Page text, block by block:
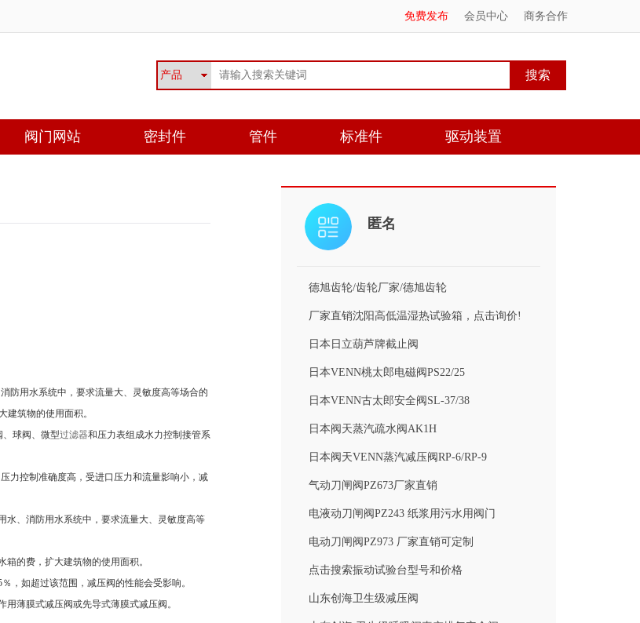
商务合作
会员中心
免费发布
阀门网站 密封件 管件 标准件 驱动装置
防用水系统中，要求流量大、灵敏度高等场合的
筑物的使用面积。
球阀、微型过滤器和压力表组成水力控制接管系
力控制准确度高，受进口压力和流量影响小，减
水、消防用水系统中，要求流量大、灵敏度高等
的费，扩大建筑物的使用面积。
，如超过该范围，减压阀的性能会受影响。
薄膜式减压阀或先导式薄膜式减压阀。
匿名
德旭齿轮/齿轮厂家/德旭齿轮
厂家直销沈阳高低温湿热试验箱，点击询价!
日本日立葫芦牌截止阀
日本VENN桃太郎电磁阀PS22/25
日本VENN古太郎安全阀SL-37/38
日本阀天蒸汽疏水阀AK1H
日本阀天VENN蒸汽减压阀RP-6/RP-9
气动刀闸阀PZ673厂家直销
电液动刀闸阀PZ243 纸浆用污水用阀门
电动刀闸阀PZ973 厂家直销可定制
点击搜索振动试验台型号和价格
山东创海卫生级减压阀